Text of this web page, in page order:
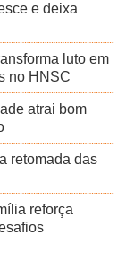
e deixa
luto em
no HNSC
atrai bom
retomada das
reforça